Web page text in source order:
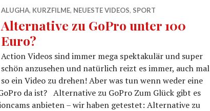
ALUGHA, KURZFILME, NEUESTE VIDEOS, SPORT
Alternative zu GoPro unter 100
Euro?
Action Videos sind immer mega spektakulär und super
schön anzusehen und natürlich reizt es immer, auch mal
so ein Video zu drehen! Aber was tun wenn weder eine
da ist? Alternative zu GoPro Zum Glück gibt es
anbieten – wir haben getestet: Alternative zu